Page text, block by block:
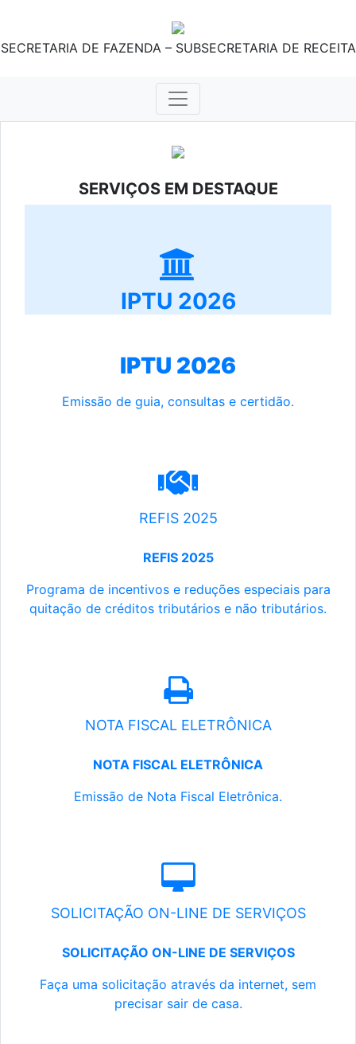
SECRETARIA DE FAZENDA – SUBSECRETARIA DE RECEITA
SERVIÇOS EM DESTAQUE
IPTU 2026
IPTU 2026
Emissão de guia, consultas e certidão.
REFIS 2025
REFIS 2025
Programa de incentivos e reduções especiais para
quitação de créditos tributários e não tributários.
NOTA FISCAL ELETRÔNICA
NOTA FISCAL ELETRÔNICA
Emissão de Nota Fiscal Eletrônica.
SOLICITAÇÃO ON-LINE DE SERVIÇOS
SOLICITAÇÃO ON-LINE DE SERVIÇOS
Faça uma solicitação através da internet, sem
precisar sair de casa.